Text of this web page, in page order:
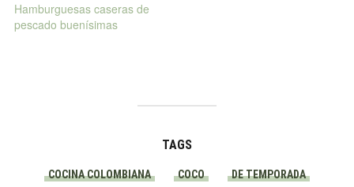
Hamburguesas caseras de
pescado buenísimas
TAGS
COCINA COLOMBIANA COCO
DE TEMPORADA